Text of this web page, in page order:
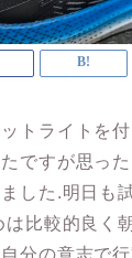
トライトを
ですが思っ
した.明日も
は比較的良く